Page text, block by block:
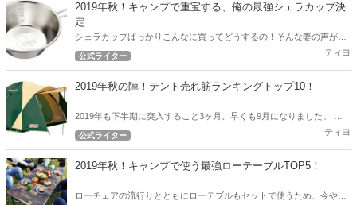
2019年秋！キャンプで重宝する、俺の最強シェラカップ決
定...
シェラカップばっかりこんなに買ってどうするの！そんな妻の声が聞
こえてきそうな2019年秋。 とにかくキャンプで重宝した筆者のおすす
公式ライター ティヨ
2019年秋の陣！テント売れ筋ランキングトップ10！
2019年も下半期に突入すること3ヶ月、早くも9月になりました。 ア
ウトドアハックでは下半期突入時点から現在売れているテントのトッ
公式ライター ティヨ
2019年秋！キャンプで使う最強ローテーブルTOP5！
ローチェアの流行りとともにローテブルもセットで使うため、今やロ